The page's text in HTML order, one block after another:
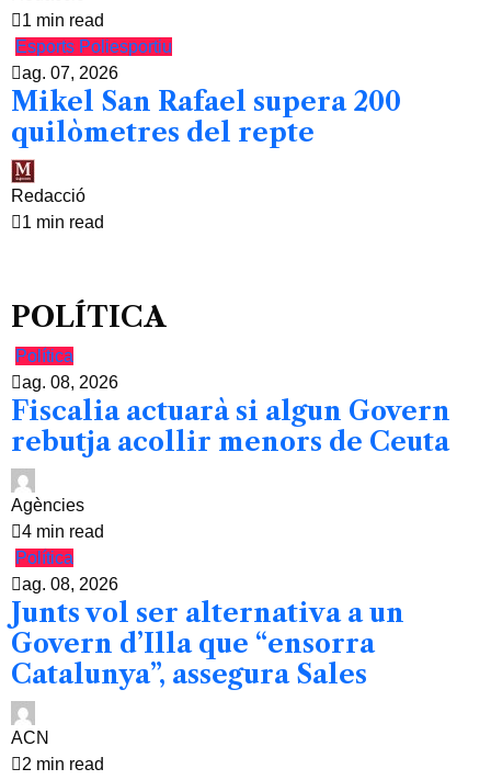
1 min read
Esports Poliesportiu
ag. 07, 2026
Mikel San Rafael supera 200
quilòmetres del repte
Redacció
1 min read
POLÍTICA
Política
ag. 08, 2026
Fiscalia actuarà si algun Govern
rebutja acollir menors de Ceuta
Agències
4 min read
Política
ag. 08, 2026
Junts vol ser alternativa a un
Govern d’Illa que “ensorra
Catalunya”, assegura Sales
ACN
2 min read